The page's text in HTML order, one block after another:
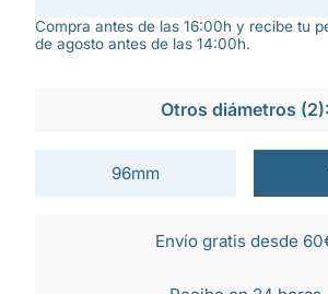
Compra antes de las 16:00h y recibe tu
de agosto antes de las 14:00h.
Otros diámetros (2):
96mm
Envío gratis desde